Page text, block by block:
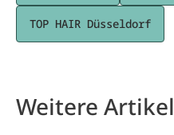
TOP HAIR Düsseldorf
Weitere Artikel